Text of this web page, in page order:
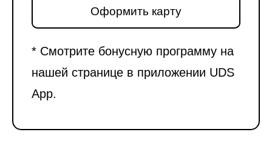
Оформить карту
* Смотрите бонусную программу на
нашей странице в приложении UDS
App.